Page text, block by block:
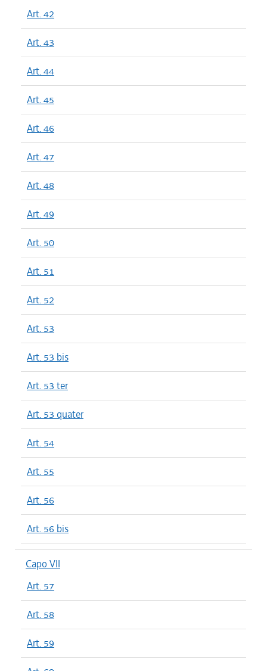
Art. 42
Art. 43
Art. 44
Art. 45
Art. 46
Art. 47
Art. 48
Art. 49
Art. 50
Art. 51
Art. 52
Art. 53
Art. 53 bis
Art. 53 ter
Art. 53 quater
Art. 54
Art. 55
Art. 56
Art. 56 bis
Capo VII
Art. 57
Art. 58
Art. 59